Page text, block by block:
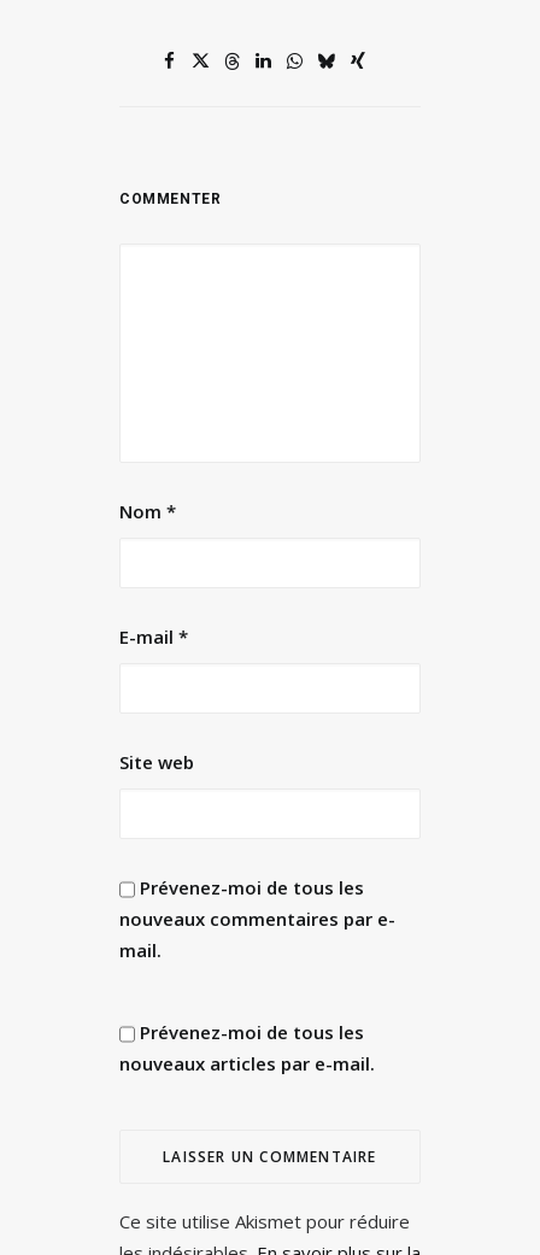
Nom *
E-mail *
Site web
Prévenez-moi de tous les
nouveaux commentaires par e-
mail.
Prévenez-moi de tous les
nouveaux articles par e-mail.
Ce site utilise Akismet pour réduire